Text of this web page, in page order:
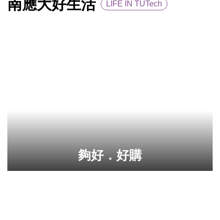
南應大好生活 LIFE IN TUTech
夠好．好購